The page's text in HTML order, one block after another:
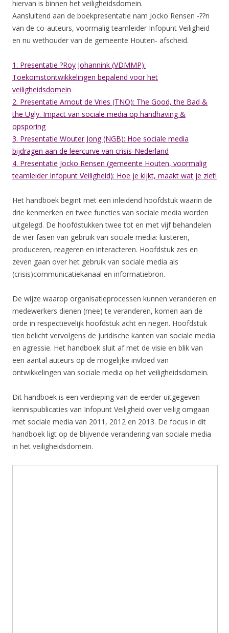
hiervan is binnen het veiligheidsdomein.
Aansluitend aan de boekpresentatie nam Jocko Rensen -??n
van de co-auteurs, voormalig teamleider Infopunt Veiligheid
en nu wethouder van de gemeente Houten- afscheid.
1. Presentatie ?Roy Johannink (VDMMP):
Toekomstontwikkelingen bepalend voor het
veiligheidsdomein
2. Presentatie Arnout de Vries (TNO): The Good, the Bad &
the Ugly. Impact van sociale media op handhaving &
opsporing
3. Presentatie Wouter Jong (NGB): Hoe sociale media
bijdragen aan de leercurve van crisis-Nederland
4. Presentatie Jocko Rensen (gemeente Houten, voormalig
teamleider Infopunt Veiligheid): Hoe je kijkt, maakt wat je ziet!
Het handboek begint met een inleidend hoofdstuk waarin de
drie kenmerken en twee functies van sociale media worden
uitgelegd. De hoofdstukken twee tot en met vijf behandelen
de vier fasen van gebruik van sociale media: luisteren,
produceren, reageren en interacteren. Hoofdstuk zes en
zeven gaan over het gebruik van sociale media als
(crisis)communicatiekanaal en informatiebron.
De wijze waarop organisatieprocessen kunnen veranderen en
medewerkers dienen (mee) te veranderen, komen aan de
orde in respectievelijk hoofdstuk acht en negen. Hoofdstuk
tien belicht vervolgens de juridische kanten van sociale media
en agressie. Het handboek sluit af met de visie en blik van
een aantal auteurs op de mogelijke invloed van
ontwikkelingen van sociale media op het veiligheidsdomein.
Dit handboek is een verdieping van de eerder uitgegeven
kennispublicaties van Infopunt Veiligheid over veilig omgaan
met sociale media van 2011, 2012 en 2013. De focus in dit
handboek ligt op de blijvende verandering van sociale media
in het veiligheidsdomein.